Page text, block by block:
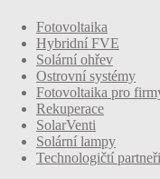
Fotovoltaika
Hybridní FVE
Solární ohřev
Ostrovní systémy
Fotovoltaika pro
Rekuperace
SolarVenti
Solární lampy
Technologičtí partneři